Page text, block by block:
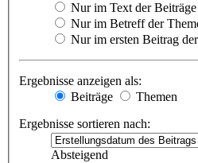
Nur im Text der Beiträge
Nur im Betreff der
Nur im ersten Beitrag
Ergebnisse anzeigen als:
Beiträge
Themen
Ergebnisse sortieren nach:
Absteigend